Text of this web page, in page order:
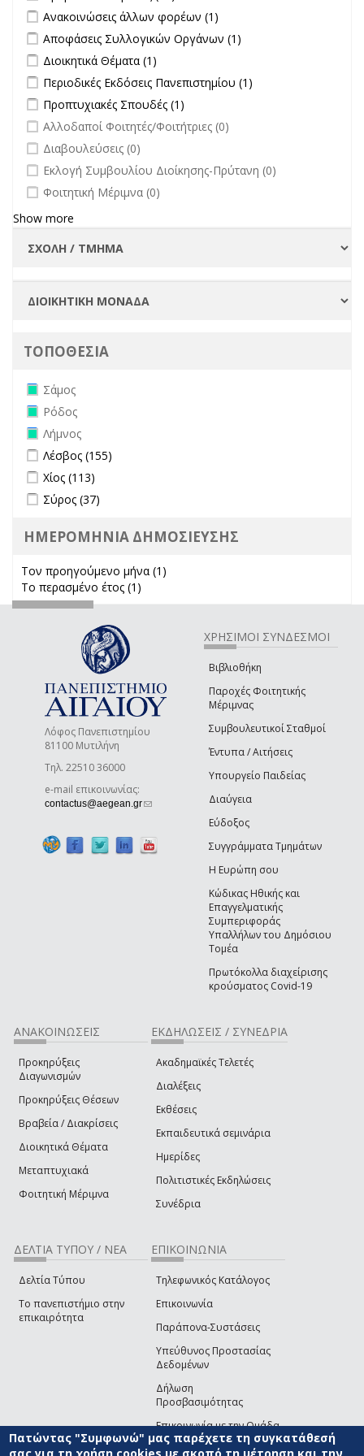
Apply Ανακοινώσεις άλλων φορέων filter
Ανακοινώσεις άλλων φορέων (1)
Apply Αποφάσεις Συλλογικών Οργάνων filter
Αποφάσεις Συλλογικών Οργάνων (1)
Apply Διοικητικά Θέματα filter
Διοικητικά Θέματα (1)
Apply Περιοδικές Εκδόσεις Πανεπιστημίου filter
Περιοδικές Εκδόσεις Πανεπιστημίου (1)
Apply Προπτυχιακές Σπουδές filter
Προπτυχιακές Σπουδές (1)
undefined
Αλλοδαποί Φοιτητές/Φοιτήτριες (0)
undefined
Διαβουλεύσεις (0)
undefined
Εκλογή Συμβουλίου Διοίκησης-Πρύτανη (0)
undefined
Φοιτητική Μέριμνα (0)
Show more
ΤΟΠΟΘΕΣΙΑ
Remove Σάμος filter
Σάμος
Remove Ρόδος filter
Ρόδος
Remove Λήμνος filter
Λήμνος
Apply Λέσβος filter
Λέσβος (155)
Apply Χίος filter
Χίος (113)
Apply Σύρος filter
Σύρος (37)
ΗΜΕΡΟΜΗΝΙΑ ΔΗΜΟΣΙΕΥΣΗΣ
Τον προηγούμενο μήνα (1)
Το περασμένο έτος (1)
Λόφος Πανεπιστημίου
81100 Μυτιλήνη
Τηλ. 22510 36000
e-mail επικοινωνίας:
contactus@aegean.gr(link sends e-mail)
ΧΡΗΣΙΜΟΙ ΣΥΝΔΕΣΜΟΙ
Βιβλιοθήκη
Παροχές Φοιτητικής
Μέριμνας
Συμβουλευτικοί Σταθμοί
Έντυπα / Αιτήσεις
Υπουργείο Παιδείας
Διαύγεια
Εύδοξος
Συγγράμματα Τμημάτων
Η Ευρώπη σου
Κώδικας Ηθικής και
Επαγγελματικής
Συμπεριφοράς
Υπαλλήλων του Δημόσιου
Τομέα
Πρωτόκολλα διαχείρισης
κρούσματος Covid-19
ΑΝΑΚΟΙΝΩΣΕΙΣ
Προκηρύξεις
Διαγωνισμών
Προκηρύξεις Θέσεων
Βραβεία / Διακρίσεις
Διοικητικά Θέματα
Μεταπτυχιακά
Φοιτητική Μέριμνα
ΕΚΔΗΛΩΣΕΙΣ / ΣΥΝΕΔΡΙΑ
Ακαδημαϊκές Τελετές
Διαλέξεις
Εκθέσεις
Εκπαιδευτικά σεμινάρια
Ημερίδες
Πολιτιστικές Εκδηλώσεις
Συνέδρια
ΔΕΛΤΙΑ ΤΥΠΟΥ / ΝΕΑ
Δελτία Τύπου
Το πανεπιστήμιο στην
επικαιρότητα
ΕΠΙΚΟΙΝΩΝΙΑ
Τηλεφωνικός Κατάλογος
Επικοινωνία
Παράπονα-Συστάσεις
Υπεύθυνος Προστασίας
Δεδομένων
Δήλωση
Προσβασιμότητας
Επικοινωνία με την Ομάδα
Ανάπτυξης του site(link sends e-mail)
Πατώντας "Συμφωνώ" μας παρέχετε τη συγκατάθεσή